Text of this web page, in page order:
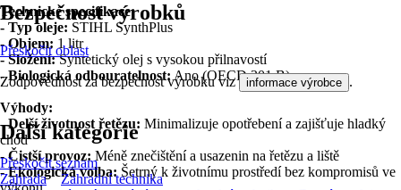
Technické specifikace:
- Typ oleje: STIHL SynthPlus
- Objem: 1 litr
- Složení:Syntetický olej s vysokou přilnavostí
- Biologická odbouratelnost: Ano (OECD 301 B)
Výhody:
-Delší životnost řetězu: Minimalizuje opotřebení a zajišťuje hladký
chod
-Čistší provoz: Méně znečištění a usazenin na řetězu a liště
-Ekologická volba:Šetrný k životnímu prostředí bez kompromisů ve
Bezpečnost výrobků
Přeskočit oblast
Zodpovědnost za bezpečnost výrobku viz informace výrobce .
Další kategorie
Přeskočit seznam
Zahrada
Zahradní technika